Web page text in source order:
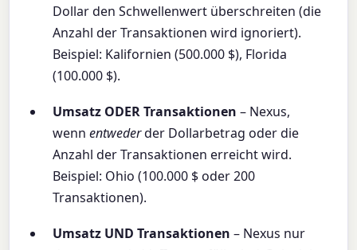
Dollar den Schwellenwert überschreiten (die
Anzahl der Transaktionen wird ignoriert).
Beispiel: Kalifornien (500.000 $), Florida
(100.000 $).
Umsatz ODER Transaktionen – Nexus,
wennentwederder Dollarbetrag oder die
Anzahl der Transaktionen erreicht wird.
Beispiel: Ohio (100.000 $ oder 200
Transaktionen).
Umsatz UND Transaktionen – Nexus nur